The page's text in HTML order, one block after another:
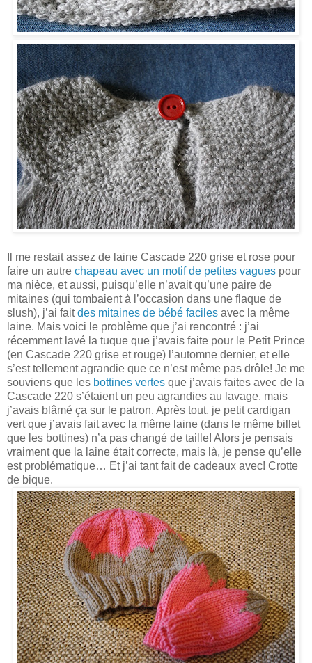
Il me restait assez de laine Cascade 220 grise et rose pour
faire un autre chapeau avec un motif de petites vagues pour
ma nièce, et aussi, puisqu’elle n’avait qu’une paire de
mitaines (qui tombaient à l’occasion dans une flaque de
slush), j’ai faitdes mitaines de bébé faciles avec la même
laine. Mais voici le problème que j’ai rencontré : j’ai
récemment lavé la tuque que j’avais faite pour le Petit Prince
(en Cascade 220 grise et rouge) l’automne dernier, et elle
s’est tellement agrandie que ce n’est même pas drôle! Je me
souviens que les bottines vertes que j’avais faites avec de la
Cascade 220 s’étaient un peu agrandies au lavage, mais
j’avais blâmé ça sur le patron. Après tout, je petit cardigan
vert que j’avais fait avec la même laine (dans le même billet
que les bottines) n’a pas changé de taille! Alors je pensais
vraiment que la laine était correcte, mais là, je pense qu’elle
est problématique… Et j’ai tant fait de cadeaux avec! Crotte
de bique.